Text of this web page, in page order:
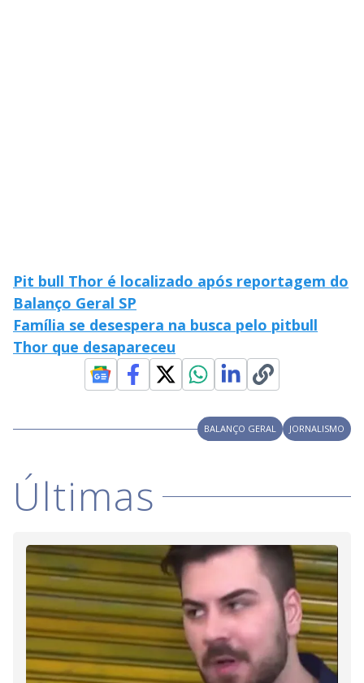
Pit bull Thor é localizado após reportagem do
Balanço Geral SP
Família se desespera na busca pelo pitbull
Thor que desapareceu
BALANÇO GERAL JORNALISMO
Últimas